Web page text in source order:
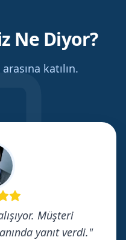
Ne Diyor?
katılın.
Müşteri
yanıt verdi."